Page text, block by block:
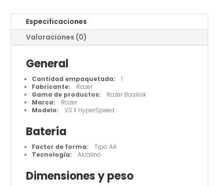
Especificaciones
Valoraciones (0)
General
Cantidad empaquetada: 1
Fabricante: Razer
Gama de productos: Razer Basilisk
Marca: Razer
Modelo: V3 X HyperSpeed
Batería
Factor de forma: Tipo AA
Tecnología: Alcalino
Dimensiones y peso